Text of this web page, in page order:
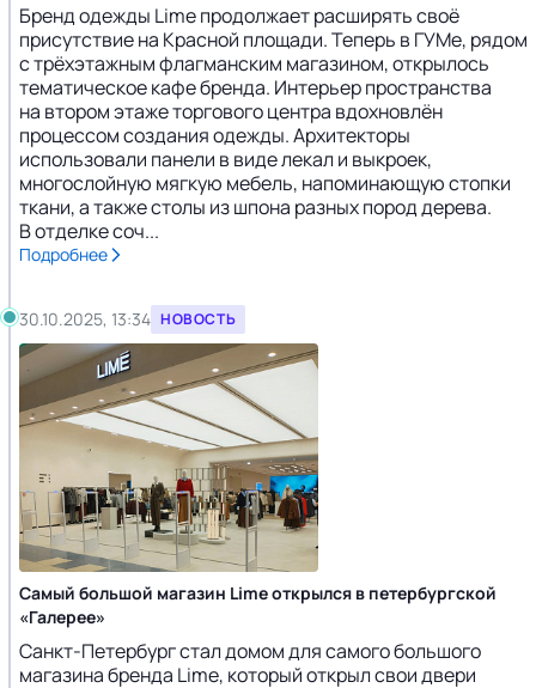
Бренд одежды Lime продолжает расширять своё
присутствие на Красной площади. Теперь в ГУМе, рядом
с трёхэтажным флагманским магазином, открылось
тематическое кафе бренда. Интерьер пространства
на втором этаже торгового центра вдохновлён
процессом создания одежды. Архитекторы
использовали панели в виде лекал и выкроек,
многослойную мягкую мебель, напоминающую стопки
ткани, а также столы из шпона разных пород дерева.
В отделке соч...
Подробнее
30.10.2025, 13:34 НОВОСТЬ
Самый большой магазин Lime открылся в петербургской
«Галерее»
Санкт-Петербург стал домом для самого большого
магазина бренда Lime, который открыл свои двери